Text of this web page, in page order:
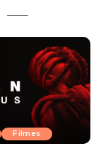
Filmes